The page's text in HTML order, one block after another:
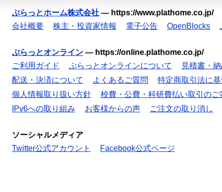
ぷらっとホーム株式会社 — https://www.plathome.co.jp/
会社概要
株主・投資家情報 電子公告 OpenBlocks
ぷらっとオンライン — https://online.plathome.co.jp/
ご利用ガイド
ぷらっとオンラインについて
見積書・
配送・決済について
よくあるご質問
特定商取引法に
個人情報取り扱い方針
校費・公費・科研費払い取引のご
IPv6への取り組み
お客様からの声 ご注文の取り消し
ソーシャルメディア
Twitter公式アカウント
Facebook公式ページ